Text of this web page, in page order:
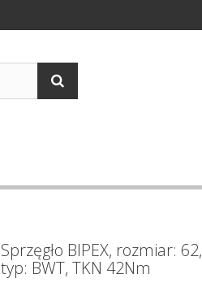
Sprzęgło BIPEX, rozmiar: 62,
typ: BWT, TKN 42Nm